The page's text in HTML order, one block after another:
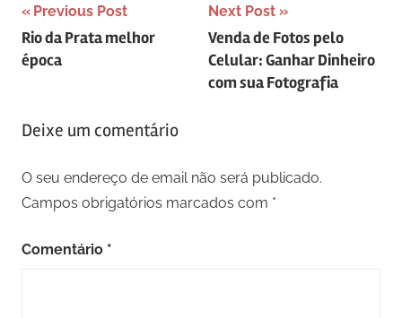
Navegação
de
Previous Post
Rio da Prata melhor
época
Next Post
Venda de Fotos pelo
Celular: Ganhar Dinheiro
com sua Fotografia
Deixe um comentário
O seu endereço de email não será publicado.
Campos obrigatórios marcados com *
Comentário *